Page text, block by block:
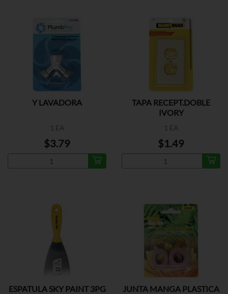
Y LAVADORA
1 EA
$3.79
TAPA RECEPT.DOBLE
IVORY
1 EA
$1.49
ESPATULA SKY PAINT 3PG JUNTA MANGA PLASTICA